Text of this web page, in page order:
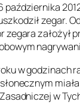
października
zegar.
zegara założył
w godzinach
w